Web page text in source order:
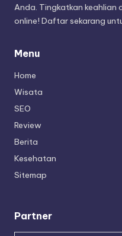
Anda. Tingkatkan keahlian
online! Daftar sekarang
Menu
Home
Wisata
SEO
Review
Berita
Kesehatan
Sitemap
Partner